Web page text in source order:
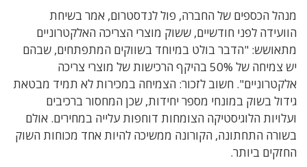
מנהל הכספים של החברה, פול לנדסטרום, אמר בשיחת
הוועידה לפני חודשיים, ששוק מוצרי הצריכה האלקטרוניים
מתאושש: "הדבר בולט במיוחד בשווקים המתפתחים, שבהם
יש צמיחה של 50% בהיקף הרכישות של מוצרי צריכה
אלקטרוניים". חשוב לזכור: הצמיחה במכירות לא תמיד מבטאת
גידול בשוק במונחי מספר יחידות, שכן המחסור ברכיבים
ועלויות הלוגיסטיקה הצומחות דוחפות עלייה במחירים. אולם
בשורה התחתונה, הקורונה ממשיכה להיות אחד מכוחות השוק
החזקים ביותר.